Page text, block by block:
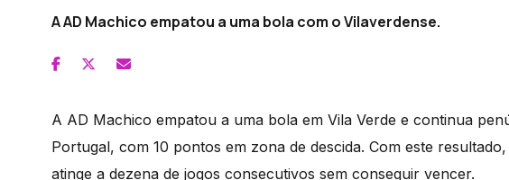
A AD Machico empatou a uma bola com o Vilaverdense.
A AD Machico empatou a uma bola em Vila Verde e continua
Portugal, com 10 pontos em zona de descida. Com este
atinge a dezena de jogos consecutivos sem conseguir vencer.